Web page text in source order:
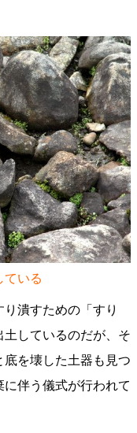
ている
潰すための「すり
しているのだが、そ
を壊した土器も見つ
伴う儀式が行われて